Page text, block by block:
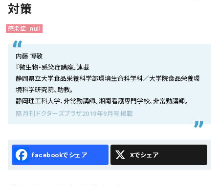
DRP医療情報館とは?
会社概要
お知らせ
お問い合わせ
対策
感染症 null
内藤 博敬
『微生物・感染症講座』連載
静岡県立大学食品栄養科学部環境生命科学科／大学院食品栄養環
境科学研究院、助教。
静岡理工科大学、非常勤講師。湘南看護専門学校、非常勤講師。
隔月刊ドクターズプラザ2019年9月号掲載
Facebook X